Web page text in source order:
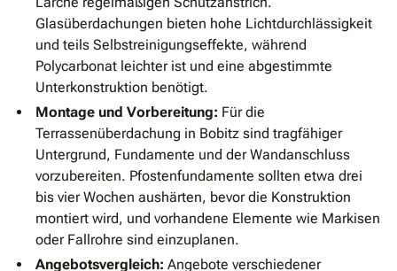
Glasüberdachungen bieten hohe Lichtdurchlässigkeit
und teils Selbstreinigungseffekte, während
Polycarbonat leichter ist und eine abgestimmte
Unterkonstruktion benötigt.
Montage und Vorbereitung: Für die
Terrassenüberdachung in Bobitz sind tragfähiger
Untergrund, Fundamente und der Wandanschluss
vorzubereiten. Pfostenfundamente sollten etwa drei
bis vier Wochen aushärten, bevor die Konstruktion
montiert wird, und vorhandene Elemente wie Markisen
oder Fallrohre sind einzuplanen.
Angebotsvergleich: Angebote verschiedener